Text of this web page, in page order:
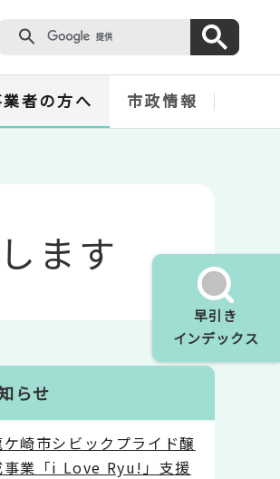
早引き
インデックス
者の方へ 市政情報
ます
らせ
ケ崎市シビックプライド醸
事業「i Love Ryu!」支援